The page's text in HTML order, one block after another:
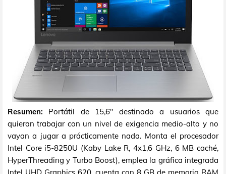
Resumen: Portátil de 15,6" destinado a usuarios que
quieran trabajar con un nivel de exigencia medio-alto y no
vayan a jugar a prácticamente nada. Monta el procesador
Intel Core i5-8250U (Kaby Lake R, 4x1,6 GHz, 6 MB caché,
HyperThreading y Turbo Boost), emplea la gráfica integrada